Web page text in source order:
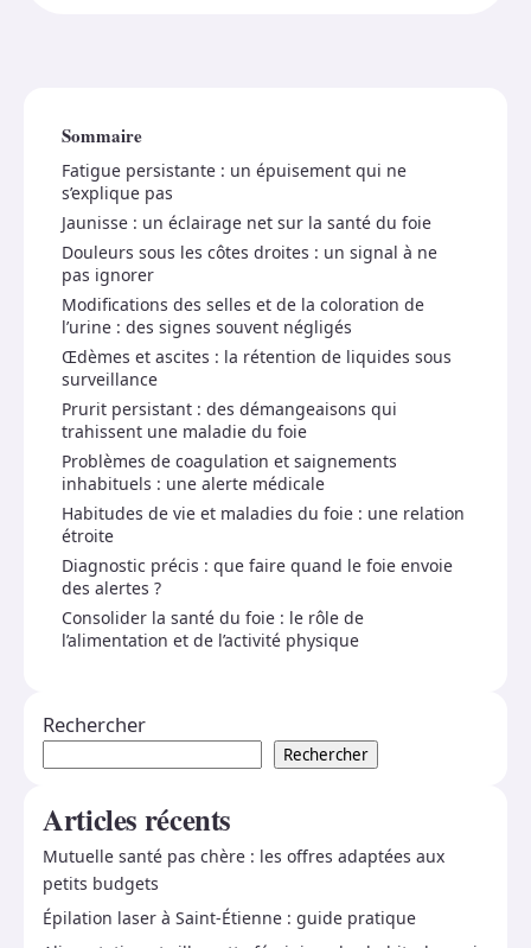
Sommaire
Fatigue persistante : un épuisement qui ne
s’explique pas
Jaunisse : un éclairage net sur la santé du foie
Douleurs sous les côtes droites : un signal à ne
pas ignorer
Modifications des selles et de la coloration de
l’urine : des signes souvent négligés
Œdèmes et ascites : la rétention de liquides sous
surveillance
Prurit persistant : des démangeaisons qui
trahissent une maladie du foie
Problèmes de coagulation et saignements
inhabituels : une alerte médicale
Habitudes de vie et maladies du foie : une relation
étroite
Diagnostic précis : que faire quand le foie envoie
des alertes ?
Consolider la santé du foie : le rôle de
l’alimentation et de l’activité physique
Rechercher
Rechercher
Articles récents
Mutuelle santé pas chère : les offres adaptées aux
petits budgets
Épilation laser à Saint-Étienne : guide pratique